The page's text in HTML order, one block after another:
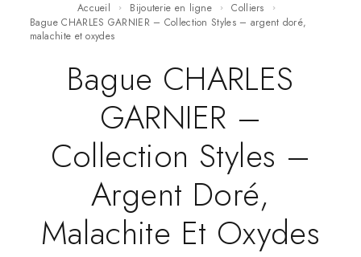
Accueil Bijouterie en ligne
Colliers
Bague CHARLES GARNIER – Collection Styles – argent doré,
malachite et oxydes
Bague CHARLES
GARNIER –
Collection Styles –
Argent Doré,
Malachite Et Oxydes